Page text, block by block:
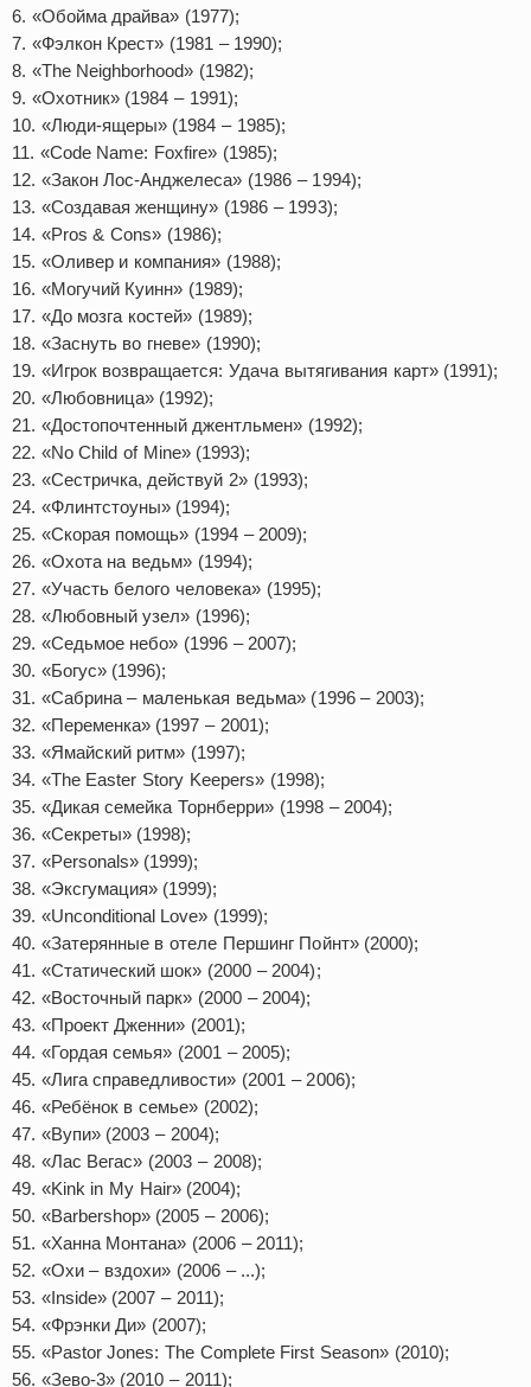
6. «Обойма драйва» (1977);
7. «Фэлкон Крест» (1981 – 1990);
8. «The Neighborhood» (1982);
9. «Охотник» (1984 – 1991);
10. «Люди-ящеры» (1984 – 1985);
11. «Code Name: Foxfire» (1985);
12. «Закон Лос-Анджелеса» (1986 – 1994);
13. «Создавая женщину» (1986 – 1993);
14. «Pros & Cons» (1986);
15. «Оливер и компания» (1988);
16. «Могучий Куинн» (1989);
17. «До мозга костей» (1989);
18. «Заснуть во гневе» (1990);
19. «Игрок возвращается: Удача вытягивания карт» (1991);
20. «Любовница» (1992);
21. «Достопочтенный джентльмен» (1992);
22. «No Child of Mine» (1993);
23. «Сестричка, действуй 2» (1993);
24. «Флинтстоуны» (1994);
25. «Скорая помощь» (1994 – 2009);
26. «Охота на ведьм» (1994);
27. «Участь белого человека» (1995);
28. «Любовный узел» (1996);
29. «Седьмое небо» (1996 – 2007);
30. «Богус» (1996);
31. «Сабрина – маленькая ведьма» (1996 – 2003);
32. «Переменка» (1997 – 2001);
33. «Ямайский ритм» (1997);
34. «The Easter Story Keepers» (1998);
35. «Дикая семейка Торнберри» (1998 – 2004);
36. «Секреты» (1998);
37. «Personals» (1999);
38. «Эксгумация» (1999);
39. «Unconditional Love» (1999);
40. «Затерянные в отеле Першинг Пойнт» (2000);
41. «Статический шок» (2000 – 2004);
42. «Восточный парк» (2000 – 2004);
43. «Проект Дженни» (2001);
44. «Гордая семья» (2001 – 2005);
45. «Лига справедливости» (2001 – 2006);
46. «Ребёнок в семье» (2002);
47. «Вупи» (2003 – 2004);
48. «Лас Вегас» (2003 – 2008);
49. «Kink in My Hair» (2004);
50. «Barbershop» (2005 – 2006);
51. «Ханна Монтана» (2006 – 2011);
52. «Охи – вздохи» (2006 – ...);
53. «Inside» (2007 – 2011);
54. «Фрэнки Ди» (2007);
55. «Pastor Jones: The Complete First Season» (2010);
56. «Зево-3» (2010 – 2011);